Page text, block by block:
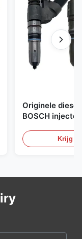
Originele diesel
BOSCH
Krijg